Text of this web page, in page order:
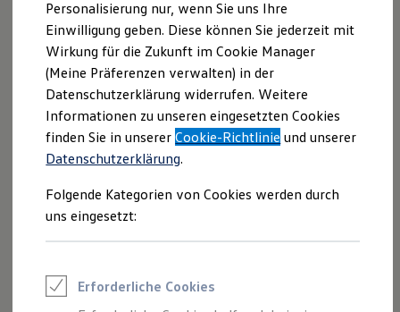
Groß- und Sonderkunden
Großkunden
Kommunen & Behörden
Journalisten
Sportvereine
Branchenlösungen
Bau & Handwerk
Gewerbliche Personenbeförderung
Service & mobile Werkstätten
Kurier, Logistik & Handel
Feuerwehr
Rettungsdienste
ONE Business ID Vorteile
Fahrzeugsuche & Marktplatz
Digitaler Marktplatz
Kauf & Finanzierung
Motorleben
Sie geben jeden Tag alles – und das erwarten Sie auch von
Ihrem VolkswagenNutzfahrzeug. Damit sein Motor immer
Höchstleistungen vollbringen kann, sollten Sie ihm das
passende Motoröl gönnen. Das hochwertige
Original Motorenöl ist perfekt auf die speziellen
Anforderungen abgestimmt. Auf ein langes Motorleben!
Personalisierung nur, wenn Sie uns Ihre
Einwilligung geben. Diese können Sie jederzeit mit
Wirkung für die Zukunft im Cookie Manager
(Meine Präferenzen verwalten) in der
Datenschutzerklärung widerrufen. Weitere
Informationen zu unseren eingesetzten Cookies
finden Sie in unsererCookie-Richtlinie und unserer
Datenschutzerklärung.
Folgende Kategorien von Cookies werden durch
uns eingesetzt:
Erforderliche Cookies